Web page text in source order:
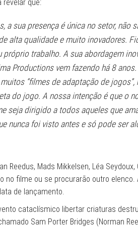
revelar que:
a sua presença é única no setor, não
alta qualidade e muito inovadores.
trabalho. A sua abordagem
Productions vem fazendo há 8
“filmes de adaptação de jogos”,
do jogo. A nossa intenção é que o
seja dirigido a todos aqueles que
nunca foi visto antes e só pode ser
Reedus, Mads Mikkelsen, Léa Seydoux,
no filme ou se procurarão outro
de lançamento.
cataclísmico libertar criaturas
Sam Porter Bridges (Norman